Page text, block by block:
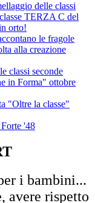
delle classi
TERZA C del
orto!
le fragole
alla creazione
classi seconde
in Forma" ottobre
"Oltre la classe"
'48
i bambini...
avere rispetto